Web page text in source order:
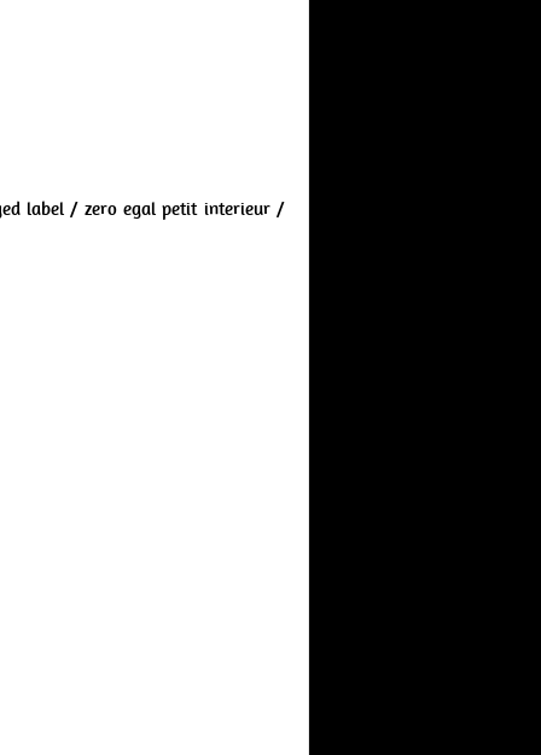
label / zero egal petit interieur /